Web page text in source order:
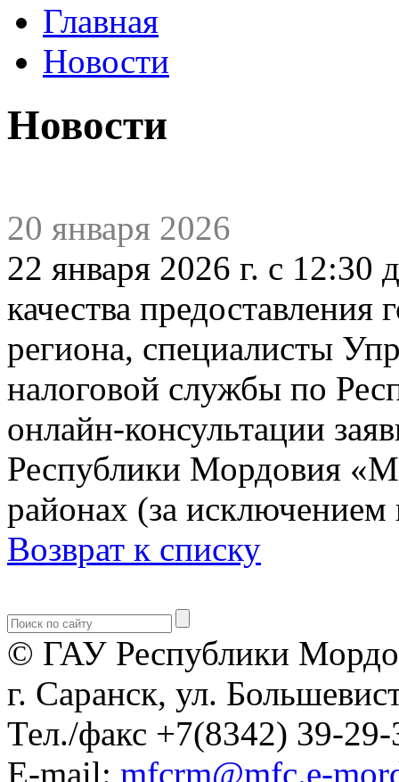
Главная
Новости
Новости
20 января 2026
22 января 2026 г. с
качества
региона, специалисты
налоговой службы по
онлайн-консультации
Республики Мордовия
районах (за исключением
Возврат к списку
© ГАУ Республики
г. Саранск, ул.
Тел./факс +7(8342) 39-29-
E-mail: mfcrm@mfc.e-